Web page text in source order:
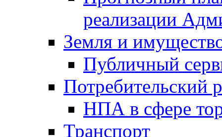
реализации
Земля и
Публичный
Потребительский
НПА в сфере
Транспорт